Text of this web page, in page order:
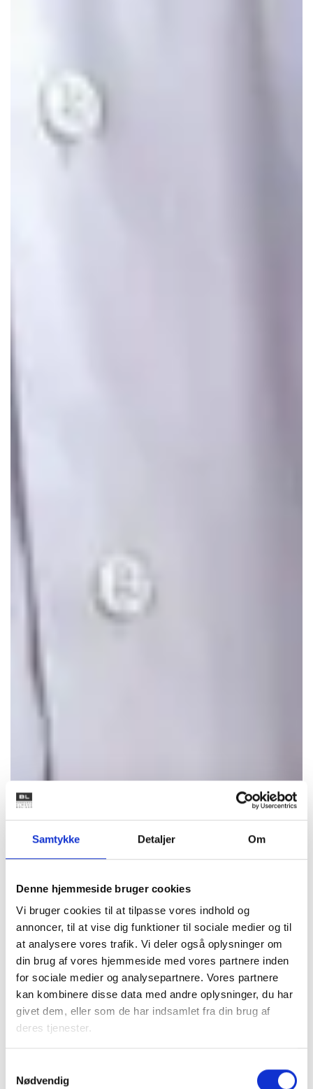
Samtykke Detaljer Om
Denne hjemmeside bruger cookies
Vi bruger cookies til at tilpasse vores indhold og
annoncer, til at vise dig funktioner til sociale medier og til
at analysere vores trafik. Vi deler også oplysninger om
din brug af vores hjemmeside med vores partnere inden
for sociale medier og analysepartnere. Vores partnere
kan kombinere disse data med andre oplysninger, du har
givet dem, eller som de har indsamlet fra din brug af
deres tjenester.
Nødvendig